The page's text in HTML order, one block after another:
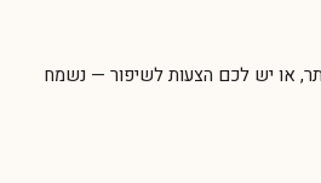
או יש לכם הצעות לשיפור — נשמח